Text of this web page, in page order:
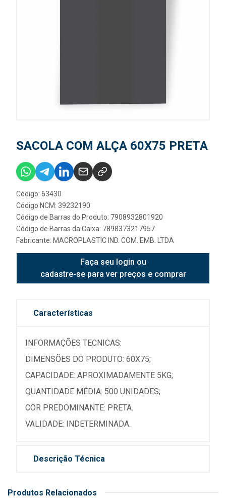
SACOLA COM ALÇA 60X75 PRETA
Código: 63430
Código NCM: 39232190
Código de Barras do Produto: 7908932801920
Código de Barras da Caixa: 7898373217957
Fabricante: MACROPLASTIC IND. COM. EMB. LTDA
Faça seu login ou
cadastre-se para ver preços e comprar
Características
INFORMAÇÕES TECNICAS:
DIMENSÕES DO PRODUTO: 60X75;
CAPACIDADE: APROXIMADAMENTE 5KG;
QUANTIDADE MÉDIA: 500 UNIDADES;
COR PREDOMINANTE: PRETA.
VALIDADE: INDETERMINADA.
Descrição Técnica
Produtos Relacionados